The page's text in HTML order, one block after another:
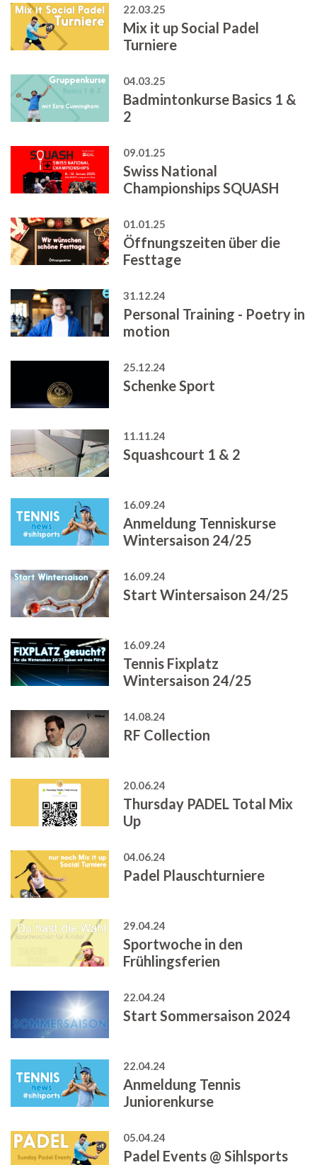
22.03.25
Mix it up Social Padel
Turniere
04.03.25
Badmintonkurse Basics 1 &
2
09.01.25
Swiss National
Championships SQUASH
01.01.25
Öffnungszeiten über die
Festtage
31.12.24
Personal Training - Poetry in
motion
25.12.24
Schenke Sport
11.11.24
Squashcourt 1 & 2
16.09.24
Anmeldung Tenniskurse
Wintersaison 24/25
16.09.24
Start Wintersaison 24/25
16.09.24
Tennis Fixplatz
Wintersaison 24/25
14.08.24
RF Collection
20.06.24
Thursday PADEL Total Mix
Up
04.06.24
Padel Plauschturniere
29.04.24
Sportwoche in den
Frühlingsferien
22.04.24
Start Sommersaison 2024
22.04.24
Anmeldung Tennis
Juniorenkurse
05.04.24
Padel Events @ Sihlsports